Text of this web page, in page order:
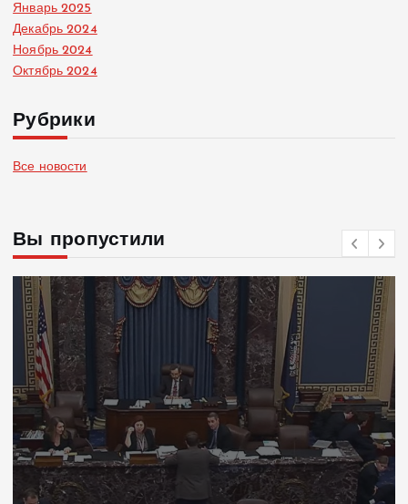
Январь 2025
Декабрь 2024
Ноябрь 2024
Октябрь 2024
Рубрики
Все новости
Вы пропустили